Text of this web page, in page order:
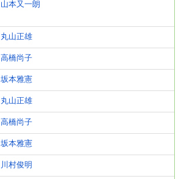
山本又一朗
丸山正雄
高橋尚子
坂本雅憲
丸山正雄
高橋尚子
坂本雅憲
川村俊明